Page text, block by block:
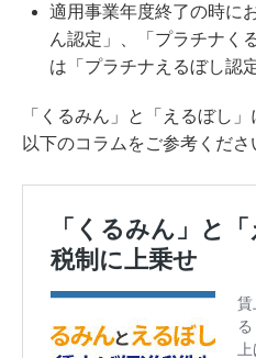
適用事業年度終了の時に
ん認定」、「プラチナく
は「プラチナえるぼし認
「くるみん」と「えるぼし
以下のコラムをご参考くださ